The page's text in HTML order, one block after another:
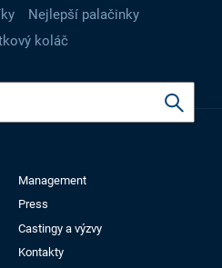
Nejlepší palačinky
koláč
Management
Press
Castingy a výzvy
Kontakty